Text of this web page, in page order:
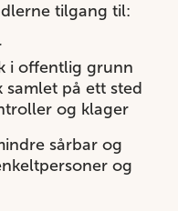
tilgang til:
i offentlig grunn
på ett sted
og klager
sårbar og
og